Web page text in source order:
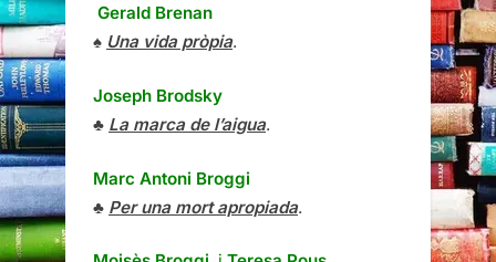
Gerald Brenan
♠ Una vida pròpia.
Joseph Brodsky
♣ La marca de l’aigua.
Marc Antoni Broggi
♣ Per una mort apropiada.